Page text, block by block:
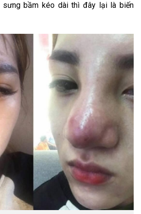
sưng bầm kéo dài thì đây lại là biến